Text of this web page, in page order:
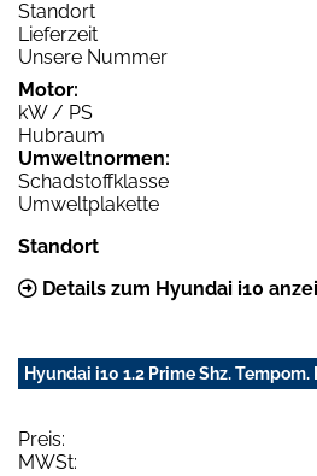
Standort
Lieferzeit
Unsere Nummer
Motor:
kW / PS
Hubraum
Umweltnormen:
Schadstoffklasse
Umweltplakette
Standort
Details zum Hyundai i10
Hyundai i10 1.2 Prime Shz.
Preis:
MWSt: